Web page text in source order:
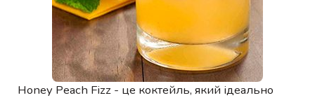
Honey Peach Fizz - це коктейль, який ідеально